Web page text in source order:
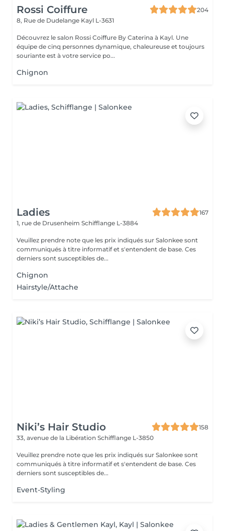
Rossi Coiffure
204
8, Rue de Dudelange Kayl L-3631
Découvrez le salon Rossi Coiffure By Caterina à Kayl. Une
équipe de cinq personnes dynamique, chaleureuse et toujours
souriante est à votre service po...
Chignon
Ladies
167
1, rue de Drusenheim Schifflange L-3884
Veuillez prendre note que les prix indiqués sur Salonkee sont
communiqués à titre informatif et s'entendent de base. Ces
derniers sont susceptibles de...
Chignon
Hairstyle/Attache
Niki’s Hair Studio
158
33, avenue de la Libération Schifflange L-3850
Veuillez prendre note que les prix indiqués sur Salonkee sont
communiqués à titre informatif et s'entendent de base. Ces
derniers sont susceptibles de...
Event-Styling